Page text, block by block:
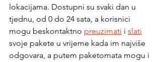
lokacijama. Dostupni su svaki dan u
tjednu, od 0 do 24 sata, a korisnici
mogu beskontaktno preuzimati i slati
svoje pakete u vrijeme kada im najviše
odgovara, a putem paketomata mogu i